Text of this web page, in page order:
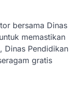
bersama Dinas
memastikan
Dinas Pendidikan
gratis